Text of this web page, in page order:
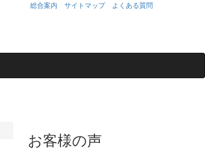
総合案内 サイトマップ よくある質問
お客様の声